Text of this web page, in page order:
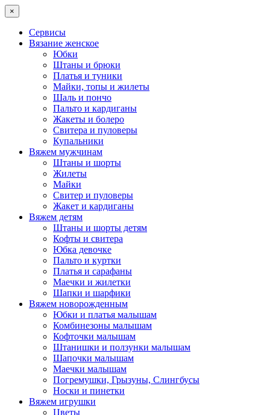
×
Сервисы
Вязание женское
Юбки
Штаны и брюки
Платья и туники
Майки, топы и жилеты
Шаль и пончо
Пальто и кардиганы
Жакеты и болеро
Свитера и пуловеры
Купальники
Вяжем мужчинам
Штаны и шорты
Жилеты
Майки
Свитер и пуловеры
Жакет и кардиганы
Вяжем детям
Штаны и шорты детям
Кофты и свитера
Юбка девочке
Пальто и куртки
Платья и сарафаны
Маечки и жилетки
Шапки и шарфики
Вяжем новорожденным
Юбки и платья малышам
Комбинезоны малышам
Кофточки малышам
Штанишки и ползунки малышам
Шапочки малышам
Маечки малышам
Погремушки, Грызуны, Слингбусы
Носки и пинетки
Вяжем игрушки
Цветы